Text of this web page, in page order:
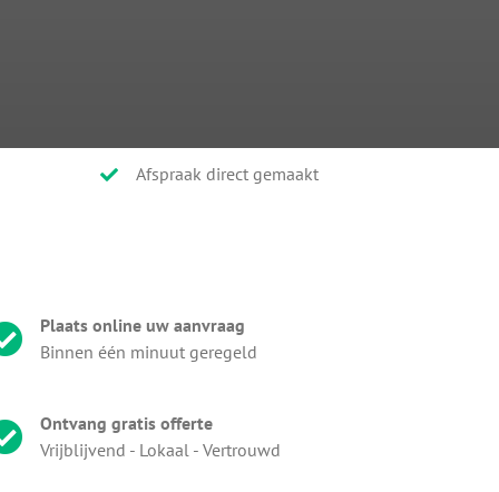
Afspraak direct gemaakt
Plaats online uw aanvraag
Binnen één minuut geregeld
Ontvang gratis offerte
Vrijblijvend - Lokaal - Vertrouwd